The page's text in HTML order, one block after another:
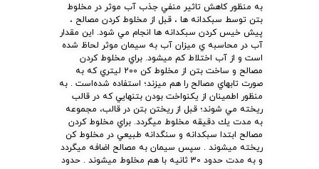
به منظور كاهش تاثير منفي جذب آب موثر در مخلوط
بتن توسط سبكدانه ها ، قبل از مخلوط كردن مصالح ،
پيش خيس كردن سبكدانه ها انجام مي شود. اين مقدار
آب در محاسبه ي ميزان آب به سيمان موثر لحاظ شده
است و از آب اختلاط كم ميشود. براي مخلوط كردن
مصالح و ساخت بتن از مخلوط كن 200 ليتري كه به
صورت تابهاي مصالح را هم ميزند؛ استفاده شده‌است . به
منظور اطمينان از يكنواخت بودن بتنهايي كه در قالب
ريخته مي شوند؛ قبل از ريختن بتن در قالب، مجموعه
به مدت يك دقيقه مخلوط ميگردد. براي مخلوط كردن
مصالح ابتدا سبكدانه و سنگدانه طبيعي در مخلوط كن
ريخته ميشوند . سپس سيمان به مصالح اضافه ميگردد
و به مدت حدود 30 ثانيه با هم مخلوط ميشوند . حدود